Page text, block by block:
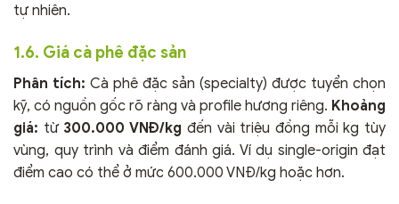
tự nhiên.
1.6. Giá cà phê đặc sản
Phân tích: Cà phê đặc sản (specialty) được tuyển chọn
kỹ, có nguồn gốc rõ ràng và profile hương riêng. Khoảng
giá: từ 300.000 VNĐ/kg đến vài triệu đồng mỗi kg tùy
vùng, quy trình và điểm đánh giá. Ví dụ single-origin đạt
điểm cao có thể ở mức 600.000 VNĐ/kg hoặc hơn.